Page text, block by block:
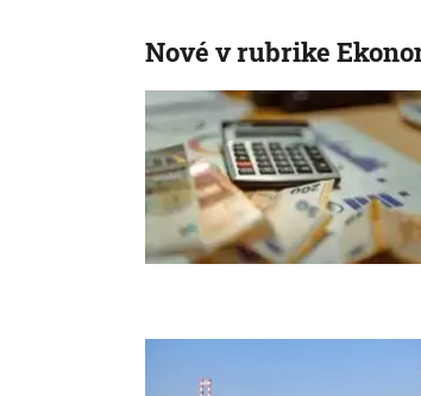
Nové v rubrike